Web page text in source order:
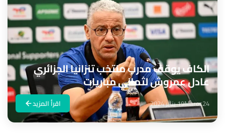
الكاف يوقف مدرب منتخب تنزانيا الجزائري
عادل عمروش لثماني مباريات
Maroc2419 يناير 2024 اقرأ المزيد